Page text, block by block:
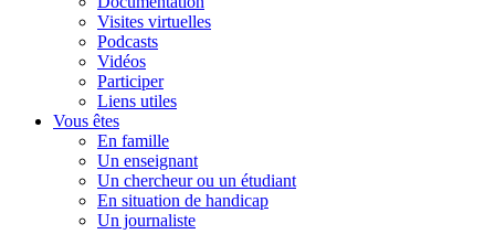
Visites virtuelles
Podcasts
Vidéos
Participer
Liens utiles
Vous êtes
En famille
Un enseignant
Un chercheur ou un étudiant
En situation de handicap
Un journaliste